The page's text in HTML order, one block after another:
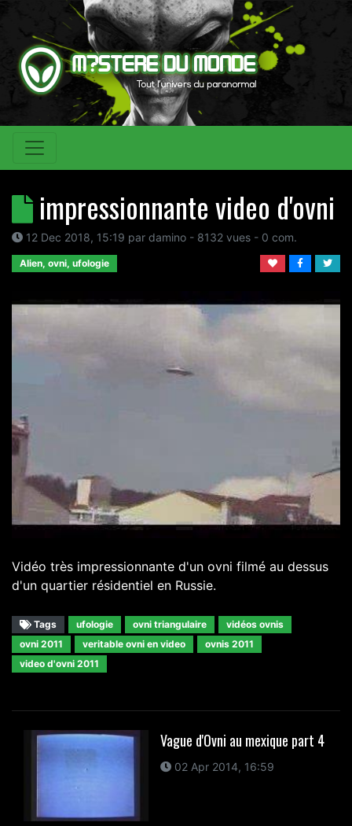
impressionnante video d'ovni
12 Dec 2018, 15:19 par damino - 8132 vues - 0 com.
Alien, ovni, ufologie
Vidéo très impressionnante d'un ovni filmé au dessus
d'un quartier résidentiel en Russie.
Tags ufologie ovni triangulaire
vidéos ovnis
ovni 2011
veritable ovni en video
ovnis 2011
video d'ovni 2011
Vague d'Ovni au mexique part 4
02 Apr 2014, 16:59